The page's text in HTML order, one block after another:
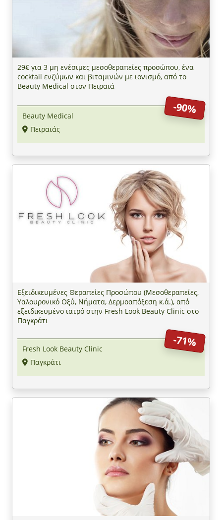
29€ για 3 μη ενέσιμες μεσοθεραπείες προσώπου, ένα
cocktail ενζύμων και βιταμινών με ιονισμό, από το
Beauty Medical στον Πειραιά
-90%
Beauty Medical
Πειραιάς
Εξειδικευμένες Θεραπείες Προσώπου (Μεσοθεραπείες,
Υαλουρονικό Οξύ, Νήματα, Δερμοαπόξεση κ.ά.), από
εξειδικευμένο ιατρό στην Fresh Look Beauty Clinic στο
Παγκράτι
-71%
Fresh Look Beauty Clinic
Παγκράτι